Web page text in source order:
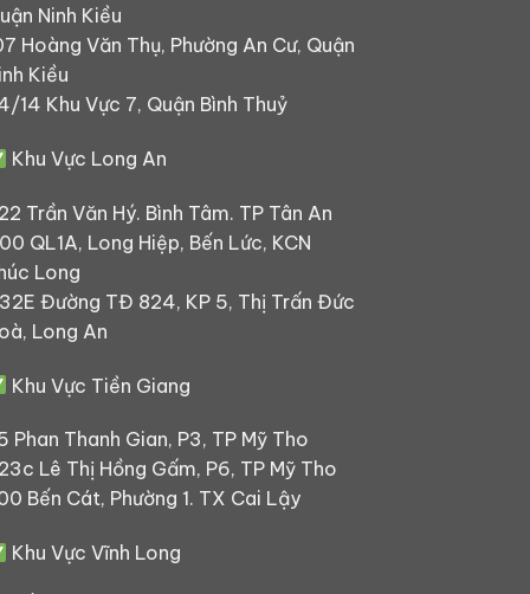
Ninh Kiều
Hoàng Văn Thụ, Phường An Cư, Quận
Kiều
14 Khu Vực 7, Quận Bình Thuỷ
Khu Vực Long An
Trần Văn Hý. Bình Tâm. TP Tân An
QL1A, Long Hiệp, Bến Lức, KCN
Long
Đường TĐ 824, KP 5, Thị Trấn Đức
Long An
Khu Vực Tiền Giang
Phan Thanh Gian, P3, TP Mỹ Tho
Lê Thị Hồng Gấm, P6, TP Mỹ Tho
Bến Cát, Phường 1. TX Cai Lậy
Khu Vực Vĩnh Long